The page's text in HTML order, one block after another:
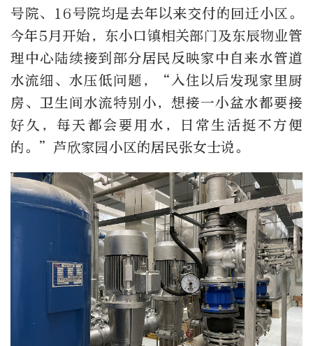
号院、16号院均是去年以来交付的回迁小区。
今年5月开始，东小口镇相关部门及东辰物业管
理中心陆续接到部分居民反映家中自来水管道
水流细、水压低问题，“入住以后发现家里厨
房、卫生间水流特别小，想接一小盆水都要接
好久，每天都会要用水，日常生活挺不方便
的。”芦欣家园小区的居民张女士说。